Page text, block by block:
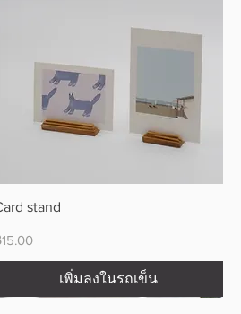
stand
คา
เพิ่มลงในรถเข็น